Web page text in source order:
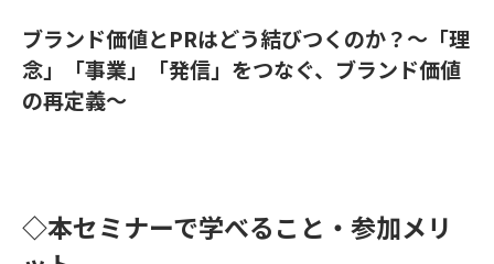
ブランド価値とPRはどう結びつくのか？〜「理
念」「事業」「発信」をつなぐ、ブランド価値
の再定義〜
◇本セミナーで学べること・参加メリ